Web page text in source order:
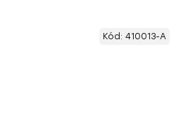
Kód: 410013-A